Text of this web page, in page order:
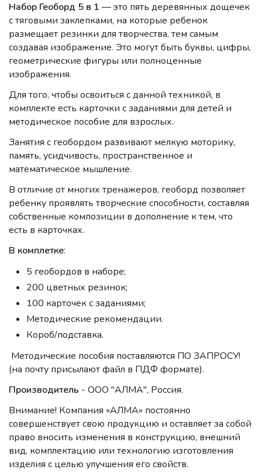
Набор Геоборд 5 в 1 — это пять деревянных дощечек
с тяговыми заклепками, на которые ребенок
размещает резинки для творчества, тем самым
создавая изображение. Это могут быть буквы, цифры,
геометрические фигуры или полноценные
изображения.
Для того, чтобы освоиться с данной техникой, в
комплекте есть карточки с заданиями для детей и
методическое пособие для взрослых.
Занятия с геобордом развивают мелкую моторику,
память, усидчивость, пространственное и
математическое мышление.
В отличие от многих тренажеров, геоборд позволяет
ребенку проявлять творческие способности, составляя
собственные композиции в дополнение к тем, что
есть в карточках.
В комплетке:
5 геобордов в наборе;
200 цветных резинок;
100 карточек с заданиями;
Методические рекомендации.
Короб/подставка.
Методические пособия поставляются ПО ЗАПРОСУ!
(на почту присылают файл в ПДФ формате).
Производитель - ООО "АЛМА", Россия.
Внимание! Компания «АЛМА» постоянно
совершенствует свою продукцию и оставляет за собой
право вносить изменения в конструкцию, внешний
вид, комплектацию или технологию изготовления
изделия с целью улучшения его свойств.